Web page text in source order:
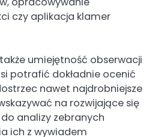
czy aplikacja klamer
umiejętność obserwacji
potrafić dokładnie ocenić
nawet najdrobniejsze
na rozwijające się
analizy zebranych
ich z wywiadem